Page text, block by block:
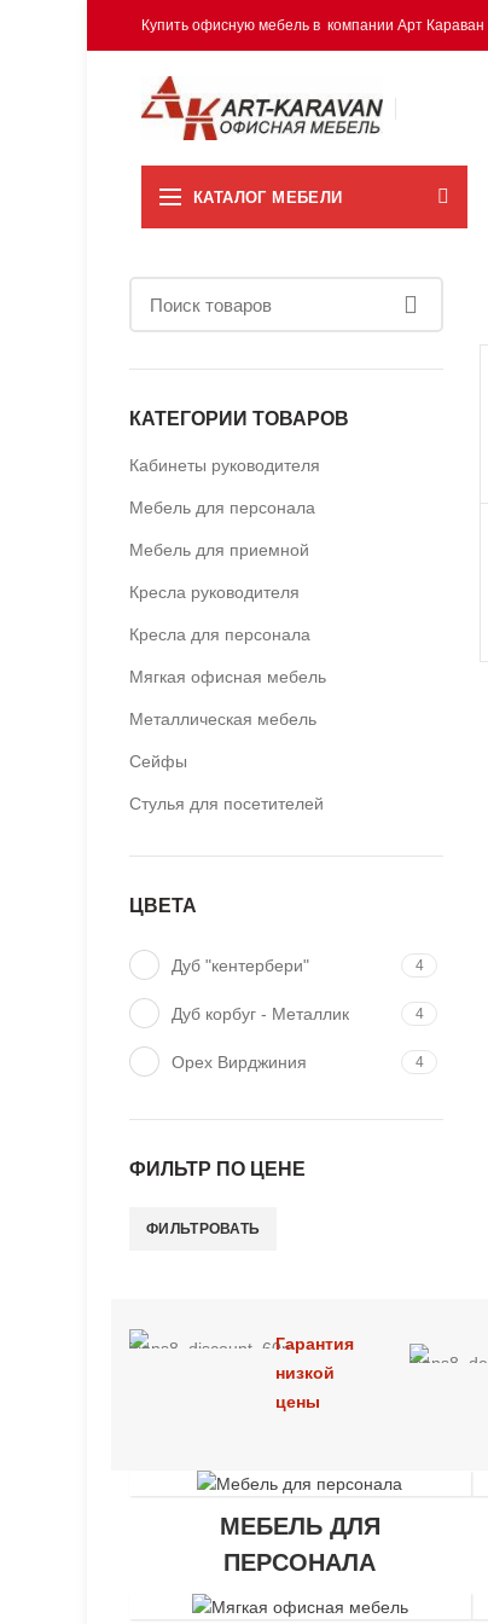
Купить офисную мебель в компании Арт Караван
КАТАЛОГ МЕБЕЛИ
КАТЕГОРИИ ТОВАРОВ
Кабинеты руководителя
Мебель для персонала
Мебель для приемной
Кресла руководителя
Кресла для персонала
Мягкая офисная мебель
Металлическая мебель
Сейфы
Стулья для посетителей
ЦВЕТА
Дуб "кентербери" 4
Дуб корбуг - Металлик 4
Орех Вирджиния 4
ФИЛЬТР ПО ЦЕНЕ
ФИЛЬТРОВАТЬ
Гарантия
низкой
цены
МЕБЕЛЬ ДЛЯ
ПЕРСОНАЛА